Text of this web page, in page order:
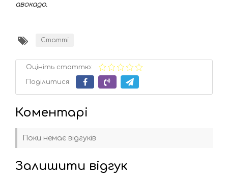
авокадо.
Статті
Оцініть статтю:
Поділитися:
Коментарі
Поки немає відгуків
Залишити відгук